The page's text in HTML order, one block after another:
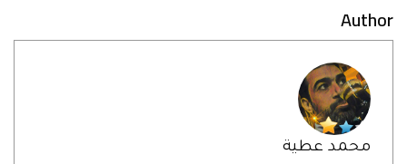
Author
محمد عطية